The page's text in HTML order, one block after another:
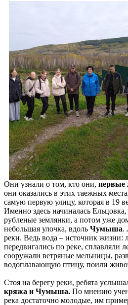
Они узнали о том, кто они, первые
они оказались в этих таежных
самую первую улицу, которая в 19
Именно здесь начиналась
рубленые землянки, а потом уже
небольшая улочка, вдоль Чумыша.
реки. Ведь вода – источник жизни:
передвигались по реке, сплавляли
сооружали ветряные мельницы,
водоплавающую птицу, поили
Стоя на берегу реки, ребята
кряжа и Чумыша. По мнению
река достаточно молодые, им